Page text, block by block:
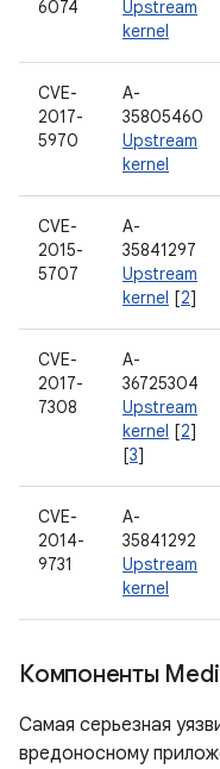
6074
Upstream
kernel
CVE-
2017-
5970
A-
35805460
Upstream
kernel
CVE-
2015-
5707
A-
35841297
Upstream
kernel [2]
CVE-
2017-
7308
A-
36725304
Upstream
kernel [2]
[3]
CVE-
2014-
9731
A-
35841292
Upstream
kernel
Компоненты
Самая серьезная
вредоносному